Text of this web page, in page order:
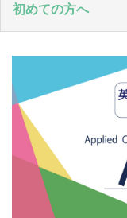
初めての方へ